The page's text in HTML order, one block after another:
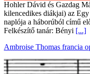
Hohler Dávid és Gazdag
kilencedikes diákjai) az
naplója a háborúból című
Felkészítő tanár: Bényi [...]
Ambroise Thomas francia